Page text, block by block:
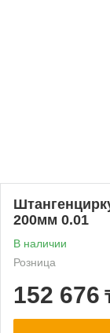
200мм 0.01
В наличии
Розница
152 676